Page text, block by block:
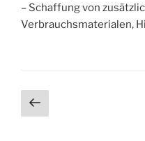
– Schaffung von
Verbrauchsmaterialen,
der
Vorherige
Seite